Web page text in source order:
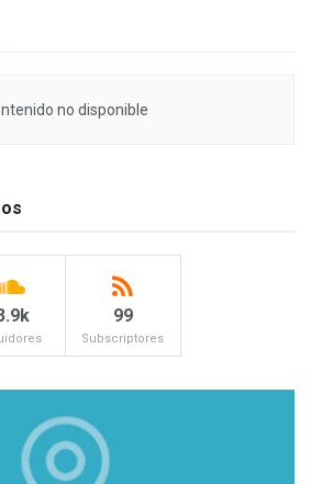
no disponible
99
Subscriptores